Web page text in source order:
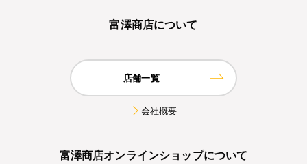
富澤商店について
店舗一覧
会社概要
富澤商店オンラインショップについて